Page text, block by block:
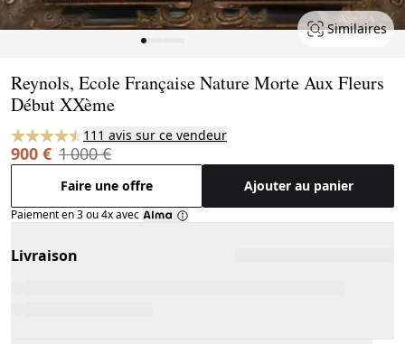
Similaires
Reynols, Ecole Française Nature Morte Aux Fleurs
Début XXème
111 avis sur ce vendeur
900 € 1 000 €
Faire une offre Ajouter au panier
Paiement en 3 ou 4x avec
Livraison